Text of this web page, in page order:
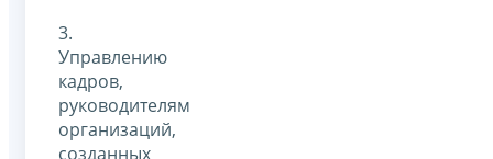
3.
Управлению
кадров,
руководителям
организаций,
созданных